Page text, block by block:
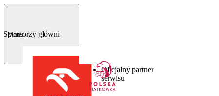
Menu
Sponsorzy główni
Oficjalny partner
serwisu